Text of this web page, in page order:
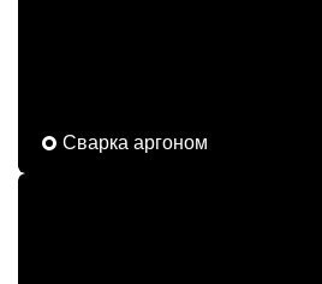
Сварка аргоном